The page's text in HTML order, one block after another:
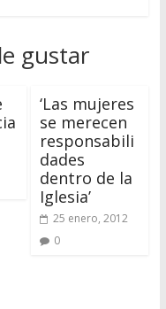
gustar
‘Las mujeres
se merecen
responsabili
dades
dentro de la
Iglesia’
25 enero, 2012
0